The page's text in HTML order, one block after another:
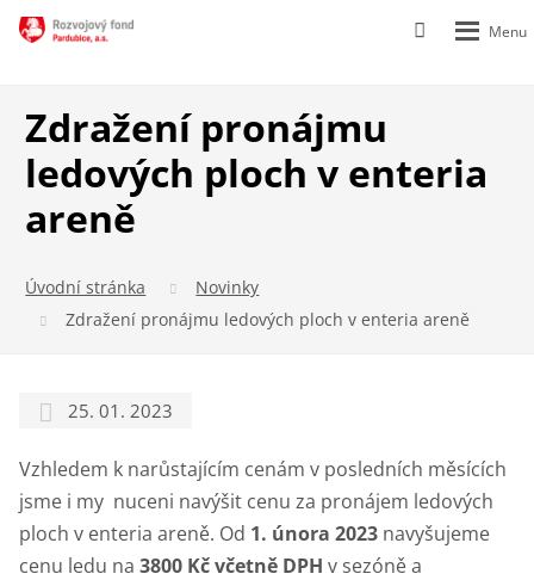
Vyhledávání
Zdražení pronájmu
ledových ploch v enteria
areně
Úvodní stránka
Novinky
Zdražení pronájmu ledových ploch v enteria areně
25. 01. 2023
Vzhledem k narůstajícím cenám v posledních měsících
jsme i my nuceni navýšit cenu za pronájem ledových
ploch v enteria areně. Od 1. února 2023 navyšujeme
cenu ledu na 3800 Kč včetně DPH v sezóně a